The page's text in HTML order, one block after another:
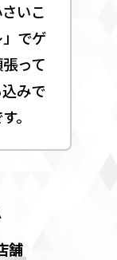
いこ
でゲ
って
みで
。
舗